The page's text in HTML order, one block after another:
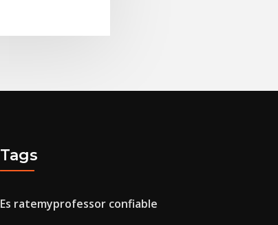
Tags
Es ratemyprofessor confiable